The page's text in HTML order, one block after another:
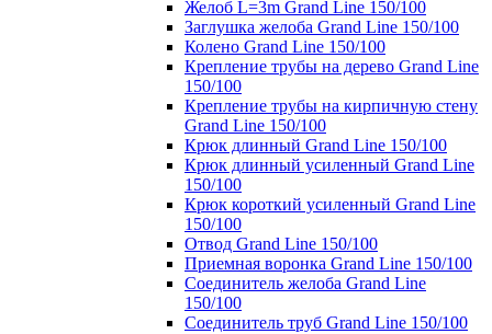
Желоб L=3m Grand Line 150/100
Заглушка желоба Grand Line 150/100
Колено Grand Line 150/100
Крепление трубы на дерево Grand Line
150/100
Крепление трубы на кирпичную стену
Grand Line 150/100
Крюк длинный Grand Line 150/100
Крюк длинный усиленный Grand Line
150/100
Крюк короткий усиленный Grand Line
150/100
Отвод Grand Line 150/100
Приемная воронка Grand Line 150/100
Соединитель желоба Grand Line
150/100
Соединитель труб Grand Line 150/100